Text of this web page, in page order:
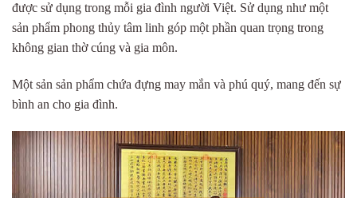
được sử dụng trong mỗi gia đình người Việt. Sử dụng như một
sản phẩm phong thủy tâm linh góp một phần quan trọng trong
không gian thờ cúng và gia môn.
Một sản sản phẩm chứa đựng may mắn và phú quý, mang đến sự
bình an cho gia đình.